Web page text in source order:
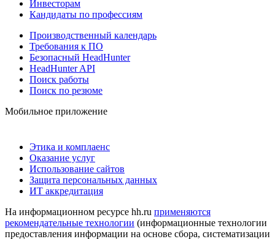
Инвесторам
Кандидаты по профессиям
Производственный календарь
Требования к ПО
Безопасный HeadHunter
HeadHunter API
Поиск работы
Поиск по резюме
Мобильное приложение
Этика и комплаенс
Оказание услуг
Использование сайтов
Защита персональных данных
ИТ аккредитация
На информационном ресурсе hh.ru применяются
рекомендательные технологии (информационные технологии
предоставления информации на основе сбора, систематизации